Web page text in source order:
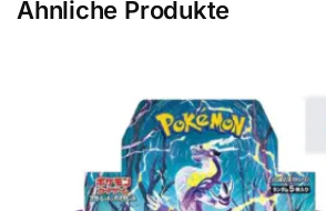
Ähnliche Produkte